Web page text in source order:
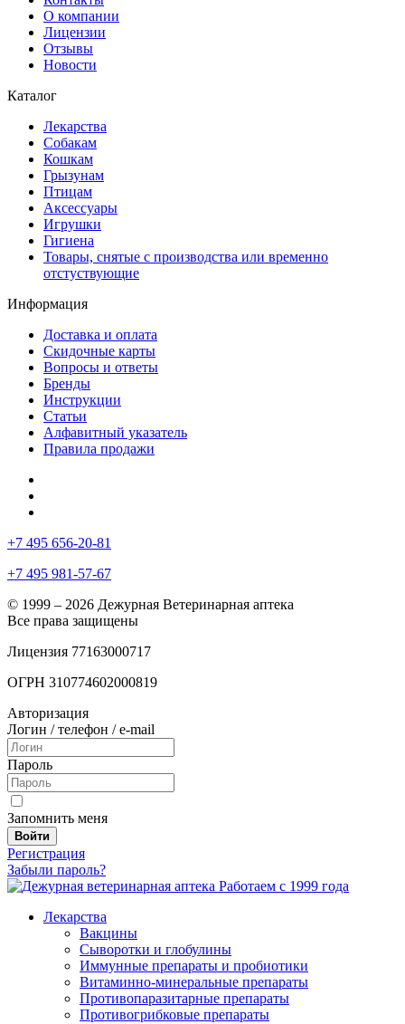
О компании
Лицензии
Отзывы
Новости
Каталог
Лекарства
Собакам
Кошкам
Грызунам
Птицам
Аксессуары
Игрушки
Гигиена
Товары, снятые с производства или временно
отстуствующие
Информация
Доставка и оплата
Скидочные карты
Вопросы и ответы
Бренды
Инструкции
Статьи
Алфавитный указатель
Правила продажи
+7 495 656-20-81
+7 495 981-57-67
© 1999 – 2026 Дежурная Ветеринарная аптека
Все права защищены
Лицензия 77163000717
ОГРН 310774602000819
Авторизация
Логин / телефон / e-mail
Пароль
Запомнить меня
Войти
Регистрация
Забыли пароль?
Работаем с 1999 года
Лекарства
Вакцины
Сыворотки и глобулины
Иммунные препараты и пробиотики
Витаминно-минеральные препараты
Противопаразитарные препараты
Противогрибковые препараты